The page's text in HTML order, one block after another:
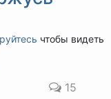
чтобы видеть
15